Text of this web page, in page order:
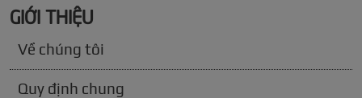
GIỚI THIỆU
Về chúng tôi
Quy định chung